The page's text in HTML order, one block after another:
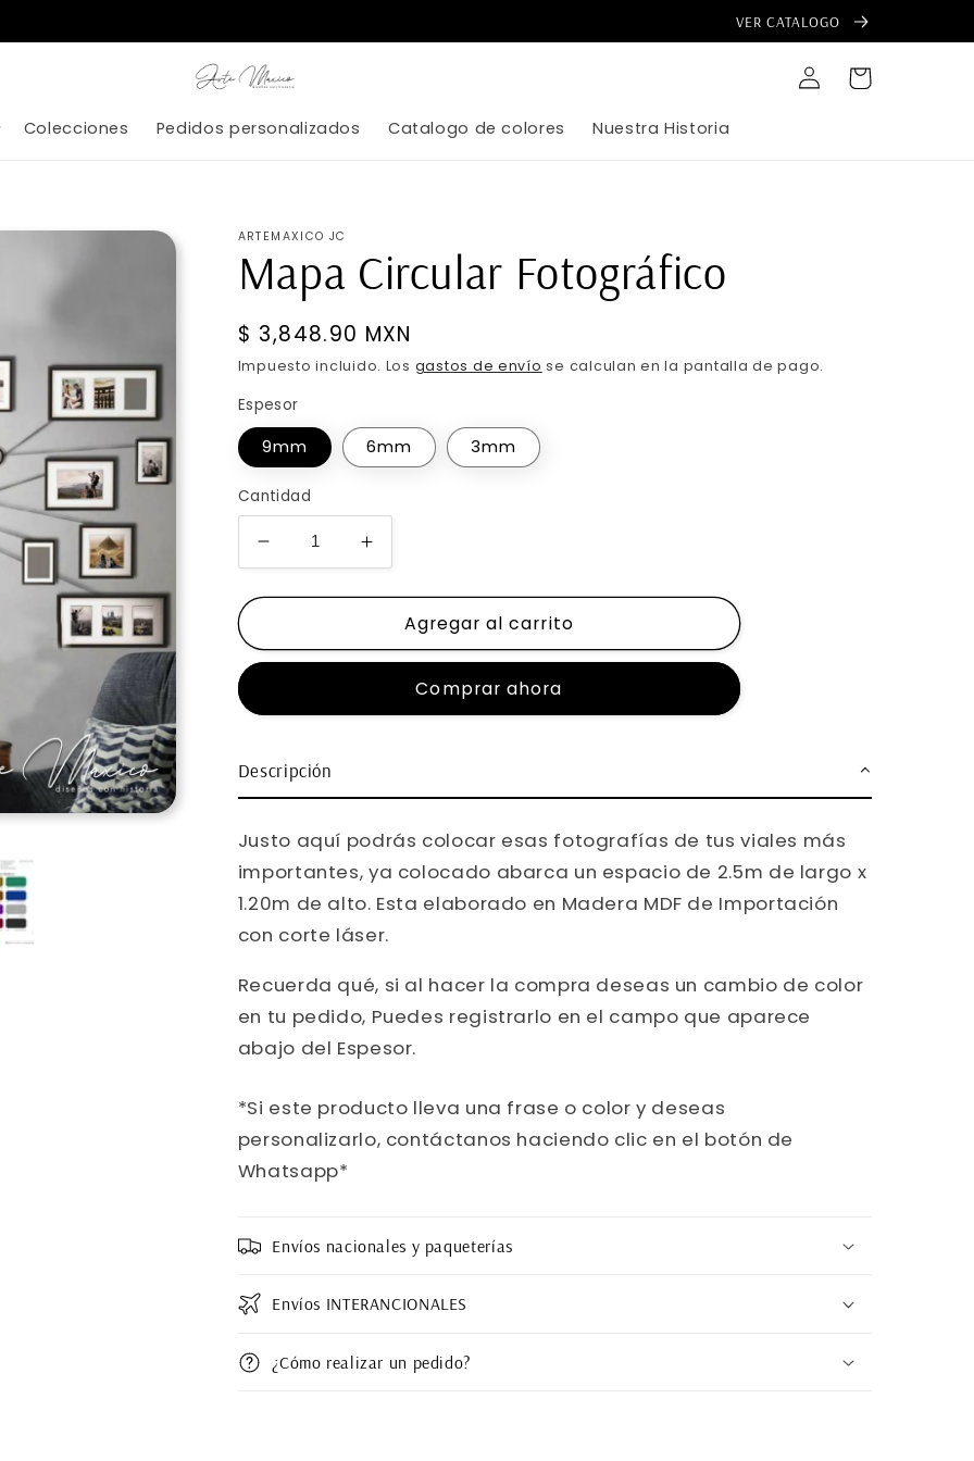
VER CATALOGO
Colecciones Pedidos personalizados Catalogo de colores Nuestra Historia
Iniciar
sesión
Carrito
ARTEMAXICO JC
Mapa Circular Fotográfico
Precio
habitual
$ 3,848.90 MXN
Impuesto incluido. Los gastos de envío se calculan en la pantalla de pago.
Espesor
9mm 6mm 3mm
Cantidad
Reducir
cantidad
para
Circular
Aumentar
cantidad
para
Mapa
Circular
Agregar al carrito
Comprar ahora
Descripción
Justo aquí podrás colocar esas fotografías de tus viales más
importantes, ya colocado abarca un espacio de 2.5m de largo x
1.20m de alto. Esta elaborado en Madera MDF de Importación
con corte láser.
Recuerda qué, si al hacer la compra deseas un cambio de color
en tu pedido, Puedes registrarlo en el campo que aparece
abajo del Espesor.
*Si este producto lleva una frase o color y deseas
personalizarlo, contáctanos haciendo clic en el botón de
Whatsapp*
Envíos nacionales y paqueterías
Envíos INTERANCIONALES
¿Cómo realizar un pedido?